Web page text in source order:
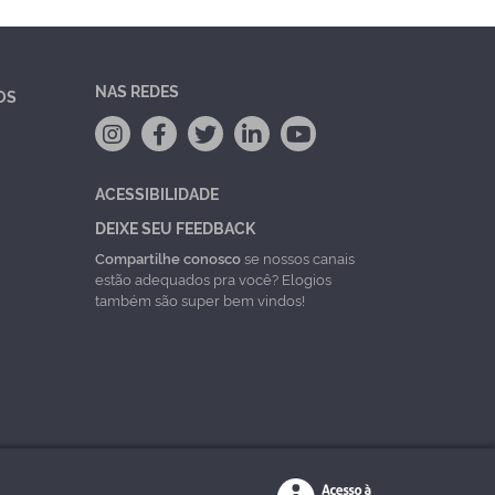
NAS REDES
ACESSIBILIDADE
DEIXE SEU FEEDBACK
Compartilhe conoscose nossos canais
estão adequados pra você? Elogios
também são super bem vindos!